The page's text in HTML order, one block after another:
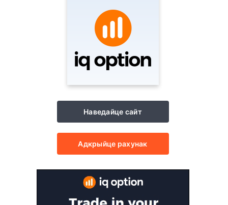
Наведайце сайт
Адкрыйце рахунак